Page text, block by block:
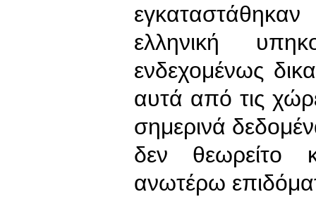
ελληνική
ενδεχομένως
αυτά από τις
σημερινά
δεν θεωρείτο
ανωτέρω